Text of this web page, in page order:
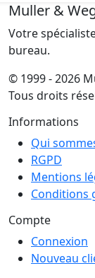
Muller &
Votre
bureau.
© 1999 - 2026
Tous droits
Informations
Qui
RGPD
Mentions
Conditions
Compte
Connexion
Nouveau